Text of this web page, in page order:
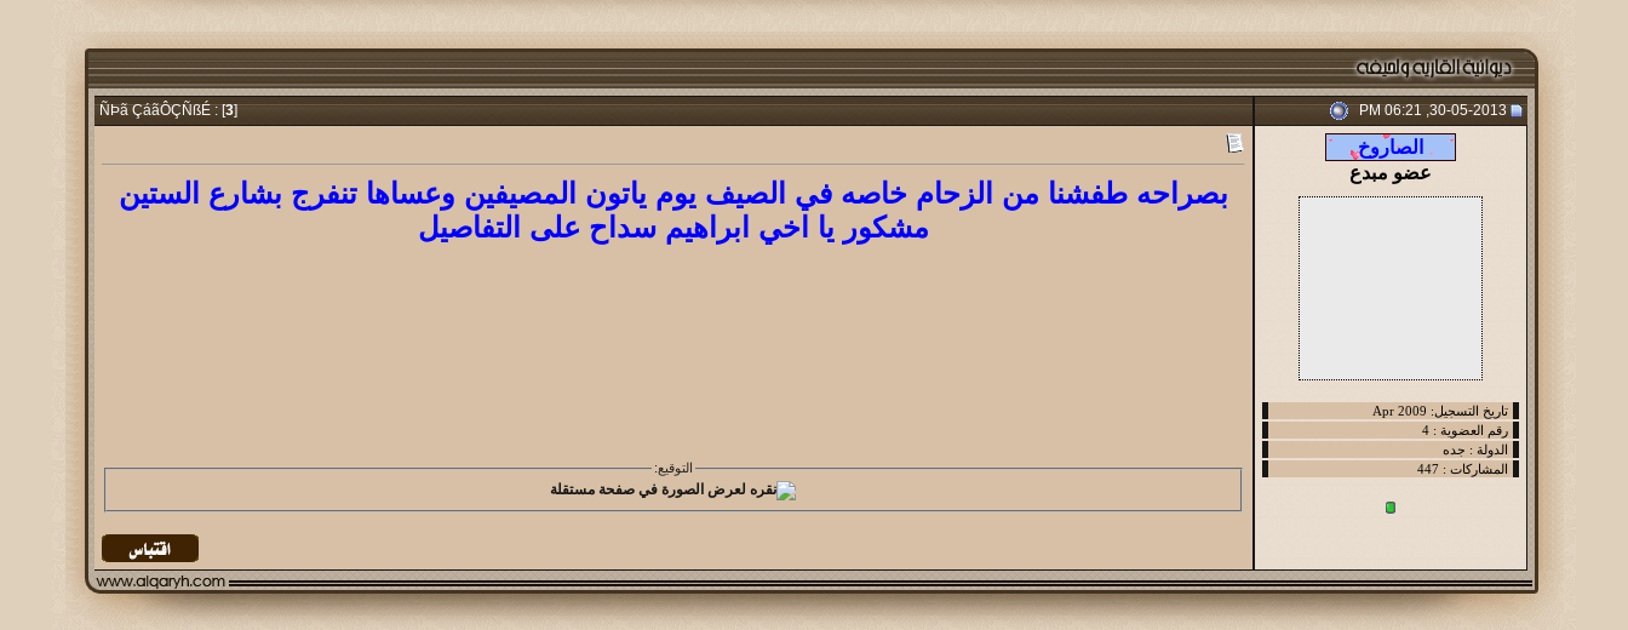
30-05-2013, 06:21 PM
ÑÞã ÇáãÔÇÑßÉ : [
3]
عضو مبدع
بصراحه طفشنا من الزحام خاصه في الصيف يوم ياتون المصيفين وعساها تنفرج بشارع الستين
مشكور يا اخي ابراهيم سداح على التفاصيل
التوقيع: